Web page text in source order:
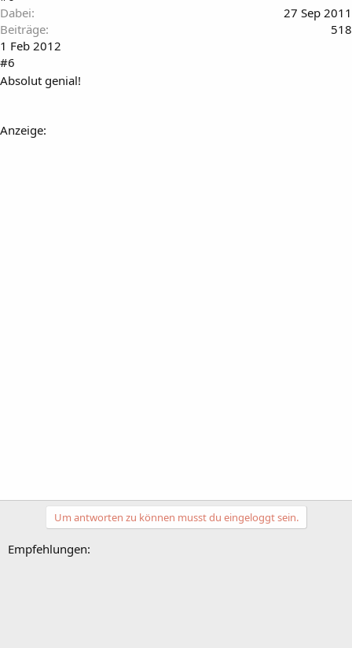
Dabei
27 Sep 2011
Beiträge
518
1 Feb 2012
#6
Absolut genial!
Anzeige:
Um antworten zu können musst du eingeloggt sein.
Empfehlungen: